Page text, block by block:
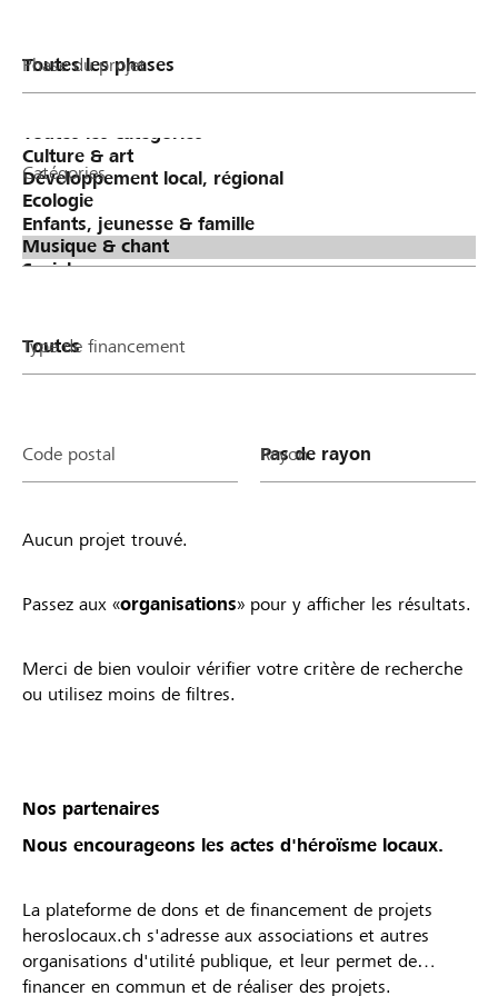
Phase du projet
Catégories
Type de financement
Code postal Rayon
Aucun projet trouvé.
Passez aux «organisations» pour y afficher les résultats.
Merci de bien vouloir vérifier votre critère de recherche
ou utilisez moins de filtres.
Nos partenaires
Nous encourageons les actes d'héroïsme locaux.
La plateforme de dons et de financement de projets
heroslocaux.ch s'adresse aux associations et autres
organisations d'utilité publique, et leur permet de
financer en commun et de réaliser des projets.